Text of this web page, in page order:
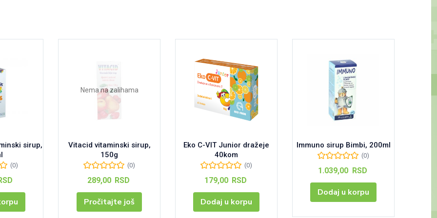
sirup,
(0)
Nema na zalihama
Vitacid vitaminski sirup,
150g
(0)
289,00 RSD
Pročitajte još
Eko C-VIT Junior dražeje
40kom
(0)
179,00 RSD
Dodaj u korpu
Immuno sirup Bimbi, 200ml
(0)
1.039,00 RSD
Dodaj u korpu